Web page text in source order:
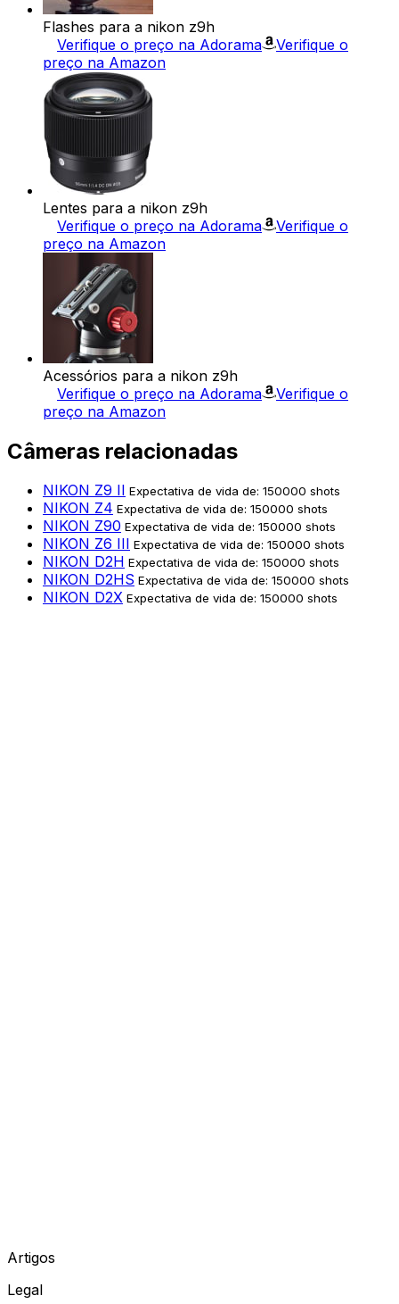
Flashes para a nikon z9h
Verifique o preço na Adorama
Verifique o
preço na Amazon
Lentes para a nikon z9h
Verifique o preço na Adorama
Verifique o
preço na Amazon
Acessórios para a nikon z9h
Verifique o preço na Adorama
Verifique o
preço na Amazon
Câmeras relacionadas
NIKON Z9 II Expectativa de vida de: 150000 shots
NIKON Z4 Expectativa de vida de: 150000 shots
NIKON Z90 Expectativa de vida de: 150000 shots
NIKON Z6 III Expectativa de vida de: 150000 shots
NIKON D2H Expectativa de vida de: 150000 shots
NIKON D2HS Expectativa de vida de: 150000 shots
NIKON D2X Expectativa de vida de: 150000 shots
Artigos
Legal